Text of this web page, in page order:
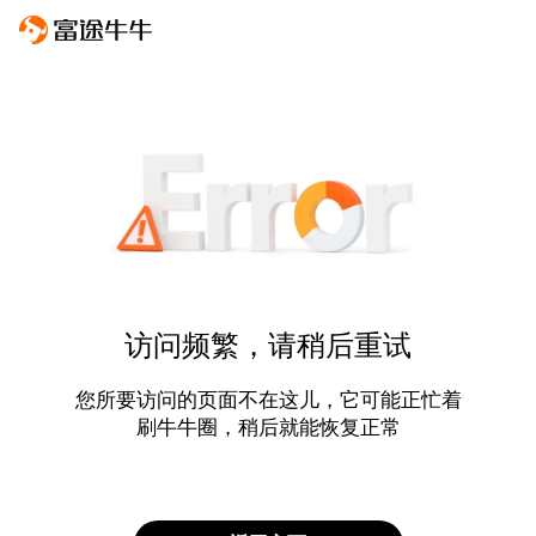
访问频繁，请稍后重试
您所要访问的页面不在这儿，它可能正忙着
刷牛牛圈，稍后就能恢复正常